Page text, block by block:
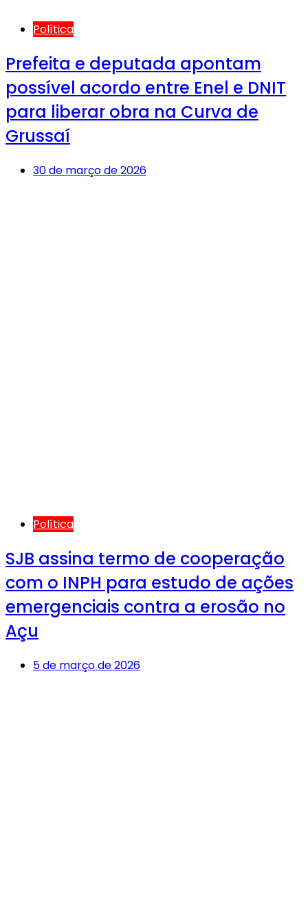
Política
Prefeita e deputada apontam
possível acordo entre Enel e DNIT
para liberar obra na Curva de
Grussaí
30 de março de 2026
Política
SJB assina termo de cooperação
com o INPH para estudo de ações
emergenciais contra a erosão no
Açu
5 de março de 2026